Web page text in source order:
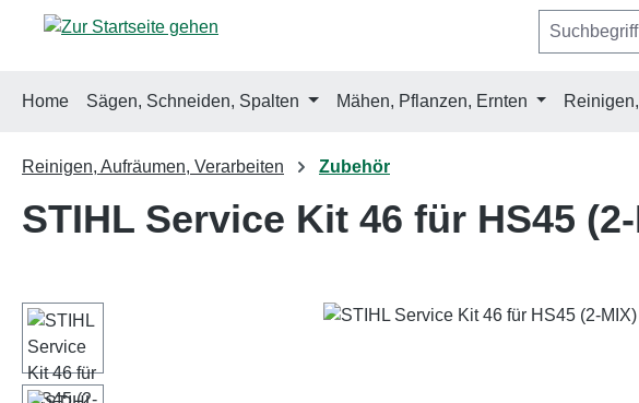
Hauptinhalt springen
Zur Suche springen
Zur Hauptnavigation springen
Home Sägen, Schneiden, Spalten Mähen, Pflanzen, Ernten
Reinigen, Aufräumen, Verarbeiten Zubehör
STIHL Service Kit 46 für HS45
Bildergalerie überspringen